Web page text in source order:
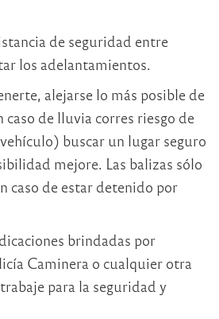
de seguridad entre
los adelantamientos.
alejarse lo más posible de
caso de lluvia corres riesgo de
buscar un lugar seguro
mejore. Las balizas sólo
caso de estar detenido por
brindadas por
Caminera o cualquier otra
para la seguridad y